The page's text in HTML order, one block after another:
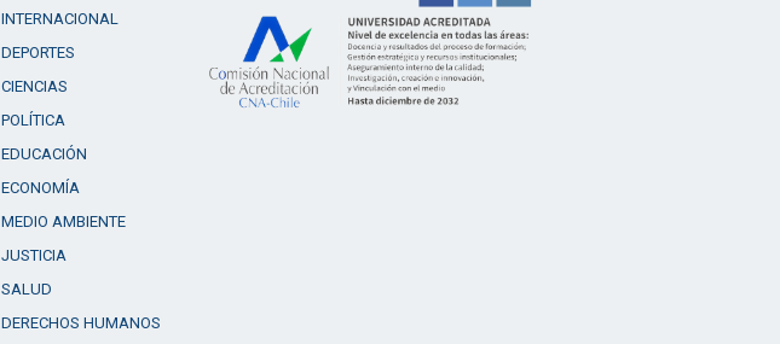
INTERNACIONAL
DEPORTES
CIENCIAS
POLÍTICA
EDUCACIÓN
ECONOMÍA
MEDIO AMBIENTE
JUSTICIA
SALUD
DERECHOS HUMANOS